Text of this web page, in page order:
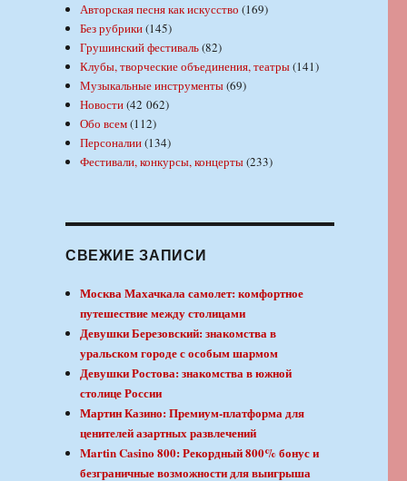
Авторская песня как искусство (169)
Без рубрики(145)
Грушинский фестиваль(82)
Клубы, творческие объединения, театры(141)
Музыкальные инструменты(69)
Новости(42 062)
Обо всем(112)
Персоналии(134)
Фестивали, конкурсы, концерты(233)
СВЕЖИЕ ЗАПИСИ
Москва Махачкала самолет: комфортное
путешествие между столицами
Девушки Березовский: знакомства в
уральском городе с особым шармом
Девушки Ростова: знакомства в южной
столице России
Мартин Казино: Премиум-платформа для
ценителей азартных развлечений
Martin Casino 800: Рекордный 800% бонус и
безграничные возможности для выигрыша